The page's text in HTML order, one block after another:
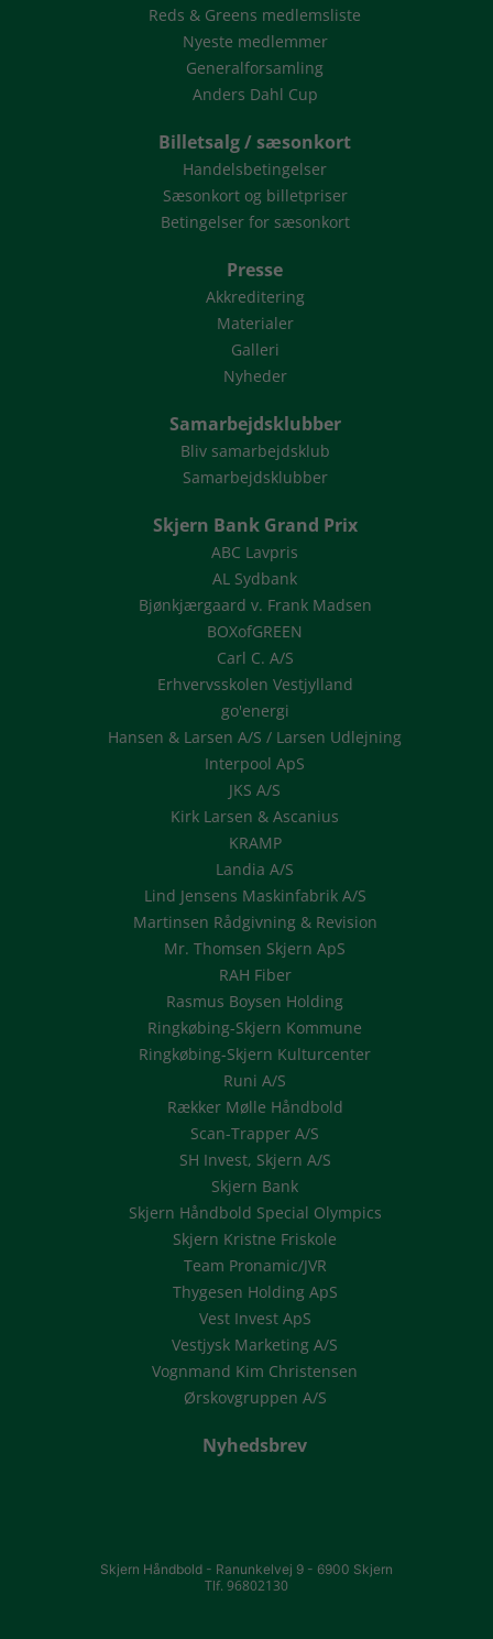
Reds & Greens medlemsliste
Nyeste medlemmer
Generalforsamling
Anders Dahl Cup
Billetsalg / sæsonkort
Handelsbetingelser
Sæsonkort og billetpriser
Betingelser for sæsonkort
Presse
Akkreditering
Materialer
Galleri
Nyheder
Samarbejdsklubber
Bliv samarbejdsklub
Samarbejdsklubber
Skjern Bank Grand Prix
ABC Lavpris
AL Sydbank
Bjønkjærgaard v. Frank Madsen
BOXofGREEN
Carl C. A/S
Erhvervsskolen Vestjylland
go'energi
Hansen & Larsen A/S / Larsen Udlejning
Interpool ApS
JKS A/S
Kirk Larsen & Ascanius
KRAMP
Landia A/S
Lind Jensens Maskinfabrik A/S
Martinsen Rådgivning & Revision
Mr. Thomsen Skjern ApS
RAH Fiber
Rasmus Boysen Holding
Ringkøbing-Skjern Kommune
Ringkøbing-Skjern Kulturcenter
Runi A/S
Rækker Mølle Håndbold
Scan-Trapper A/S
SH Invest, Skjern A/S
Skjern Bank
Skjern Håndbold Special Olympics
Skjern Kristne Friskole
Team Pronamic/JVR
Thygesen Holding ApS
Vest Invest ApS
Vestjysk Marketing A/S
Vognmand Kim Christensen
Ørskovgruppen A/S
Nyhedsbrev
Skjern Håndbold - Ranunkelvej 9 - 6900 Skjern
Tlf. 96802130